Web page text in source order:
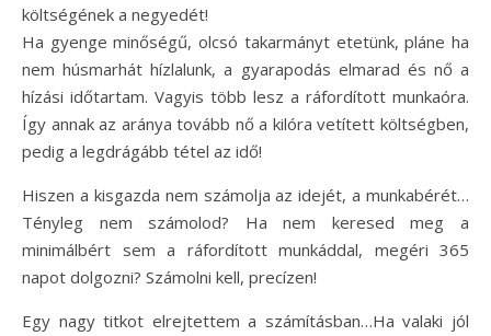
költségének a negyedét!
Ha gyenge minőségű, olcsó takarmányt etetünk, pláne ha
nem húsmarhát hízlalunk, a gyarapodás elmarad és nő a
hízási időtartam. Vagyis több lesz a ráfordított munkaóra.
Így annak az aránya tovább nő a kilóra vetített költségben,
pedig a legdrágább tétel az idő!
Hiszen a kisgazda nem számolja az idejét, a munkabérét…
Tényleg nem számolod? Ha nem keresed meg a
minimálbért sem a ráfordított munkáddal, megéri 365
napot dolgozni? Számolni kell, precízen!
Egy nagy titkot elrejtettem a számításban…Ha valaki jól